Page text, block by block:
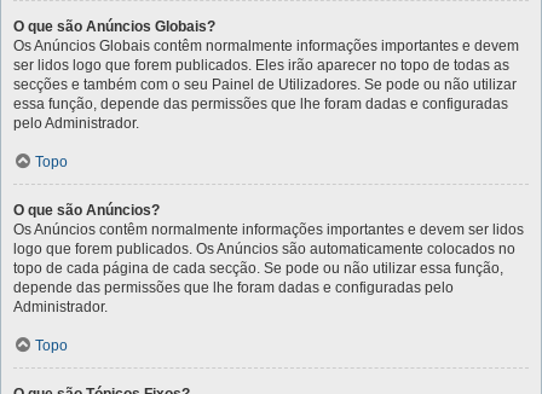
O que são Anúncios Globais?
Os Anúncios Globais contêm normalmente informações importantes e devem
ser lidos logo que forem publicados. Eles irão aparecer no topo de todas as
secções e também com o seu Painel de Utilizadores. Se pode ou não utilizar
essa função, depende das permissões que lhe foram dadas e configuradas
pelo Administrador.
Topo
O que são Anúncios?
Os Anúncios contêm normalmente informações importantes e devem ser lidos
logo que forem publicados. Os Anúncios são automaticamente colocados no
topo de cada página de cada secção. Se pode ou não utilizar essa função,
depende das permissões que lhe foram dadas e configuradas pelo
Administrador.
Topo